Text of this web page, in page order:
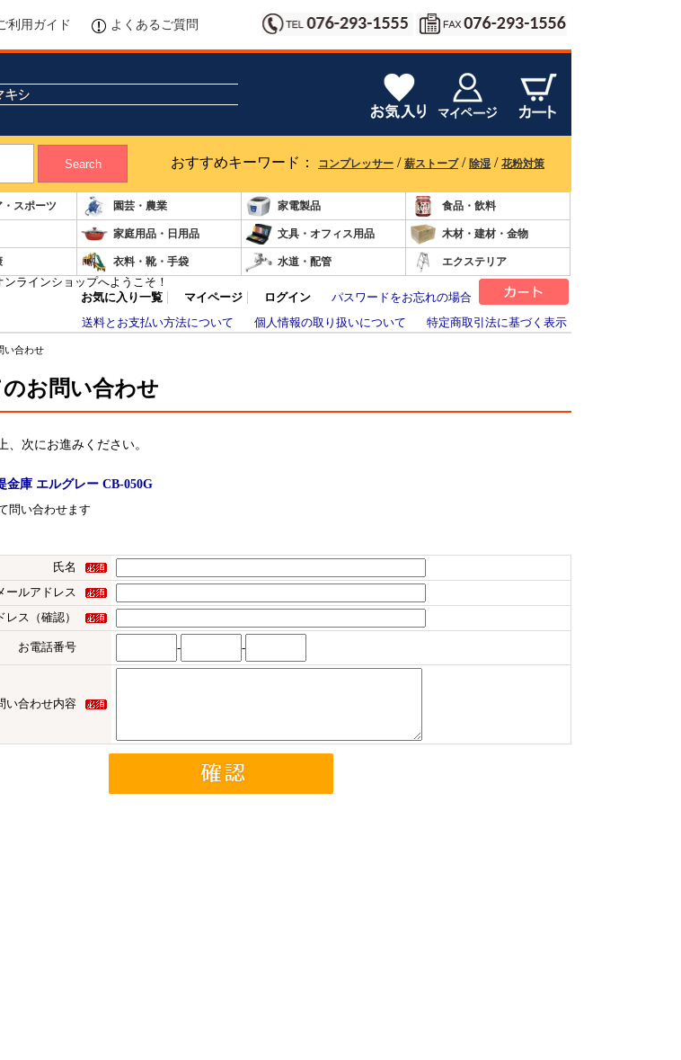
利用ガイド よくあるご質問
Search おすすめキーワード： コンプレッサー / 薪ストーブ/ 除湿 / 花粉対策
・スポーツ 園芸・農業 家電製品 食品・飲料
家庭用品・日用品 文具・オフィス用品 木材・建材・金物
衣料・靴・手袋 水道・配管 エクステリア
ラインショップへようこそ！
お気に入り一覧
マイページ ログイン
パスワードをお忘れの場合
送料とお支払い方法について
個人情報の取り扱いについて 特定商取引法に基づく表示
い合わせ
お問い合わせ
、次にお進みください。
金庫 エルグレー CB-050G
問い合わせます
氏名
ールアドレス
レス（確認）
お電話番号 - -
い合わせ内容